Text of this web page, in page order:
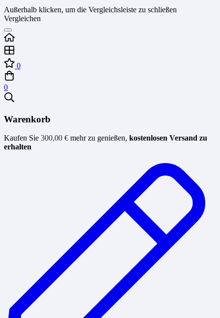
Außerhalb klicken, um die Vergleichsleiste zu schließen
Vergleichen
0
0
Warenkorb
Kaufen Sie 300,00 € mehr zu genießen, kostenlosen Versand zu
erhalten